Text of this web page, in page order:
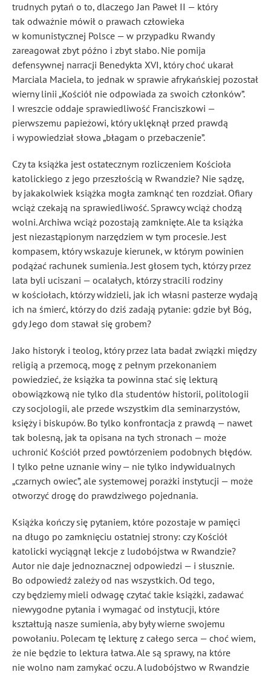
trudnych pytań o to, dlaczego Jan Paweł II — który
tak odważnie mówił o prawach człowieka
w komunistycznej Polsce — w przypadku Rwandy
zareagował zbyt późno i zbyt słabo. Nie pomija
defensywnej narracji Benedykta XVI, który choć ukarał
Marciala Maciela, to jednak w sprawie afrykańskiej pozostał
wierny linii „Kościół nie odpowiada za swoich członków”.
I wreszcie oddaje sprawiedliwość Franciszkowi —
pierwszemu papieżowi, który uklęknął przed prawdą
i wypowiedział słowa „błagam o przebaczenie”.
Czy ta książka jest ostatecznym rozliczeniem Kościoła
katolickiego z jego przeszłością w Rwandzie? Nie sądzę,
by jakakolwiek książka mogła zamknąć ten rozdział. Ofiary
wciąż czekają na sprawiedliwość. Sprawcy wciąż chodzą
wolni. Archiwa wciąż pozostają zamknięte. Ale ta książka
jest niezastąpionym narzędziem w tym procesie. Jest
kompasem, który wskazuje kierunek, w którym powinien
podążać rachunek sumienia. Jest głosem tych, którzy przez
lata byli uciszani — ocalałych, którzy stracili rodziny
w kościołach, którzy widzieli, jak ich własni pasterze wydają
ich na śmierć, którzy do dziś zadają pytanie: gdzie był Bóg,
gdy Jego dom stawał się grobem?
Jako historyk i teolog, który przez lata badał związki między
religią a przemocą, mogę z pełnym przekonaniem
powiedzieć, że książka ta powinna stać się lekturą
obowiązkową nie tylko dla studentów historii, politologii
czy socjologii, ale przede wszystkim dla seminarzystów,
księży i biskupów. Bo tylko konfrontacja z prawdą — nawet
tak bolesną, jak ta opisana na tych stronach — może
uchronić Kościół przed powtórzeniem podobnych błędów.
I tylko pełne uznanie winy — nie tylko indywidualnych
„czarnych owiec”, ale systemowej porażki instytucji — może
otworzyć drogę do prawdziwego pojednania.
Książka kończy się pytaniem, które pozostaje w pamięci
na długo po zamknięciu ostatniej strony: czy Kościół
katolicki wyciągnął lekcje z ludobójstwa w Rwandzie?
Autor nie daje jednoznacznej odpowiedzi — i słusznie.
Bo odpowiedź zależy od nas wszystkich. Od tego,
czy będziemy mieli odwagę czytać takie książki, zadawać
niewygodne pytania i wymagać od instytucji, które
kształtują nasze sumienia, aby były wierne swojemu
powołaniu. Polecam tę lekturę z całego serca — choć wiem,
że nie będzie to lektura łatwa. Ale są sprawy, na które
nie wolno nam zamykać oczu. A ludobójstwo w Rwandzie